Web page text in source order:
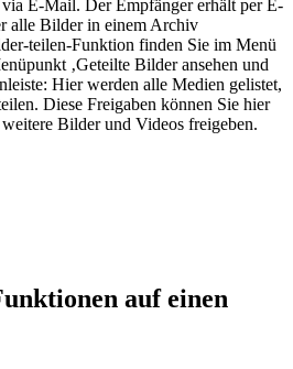
E-Mail. Der Empfänger erhält per E-
alle Bilder in einem Archiv
teilen-Funktion finden Sie im Menü
‚Geteilte Bilder ansehen und
Hier werden alle Medien gelistet,
Diese Freigaben können Sie hier
Bilder und Videos freigeben.
auf einen